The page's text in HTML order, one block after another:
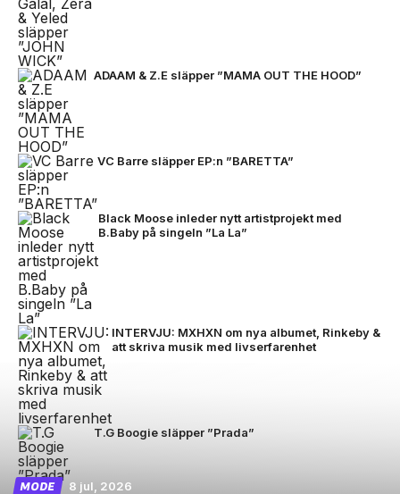
ADAAM & Z.E släpper ”MAMA OUT THE HOOD”
VC Barre släpper EP:n ”BARETTA”
Black Moose inleder nytt artistprojekt med
B.Baby på singeln ”La La”
INTERVJU: MXHXN om nya albumet, Rinkeby &
att skriva musik med livserfarenhet
T.G Boogie släpper ”Prada”
MODE 8 jul, 2026